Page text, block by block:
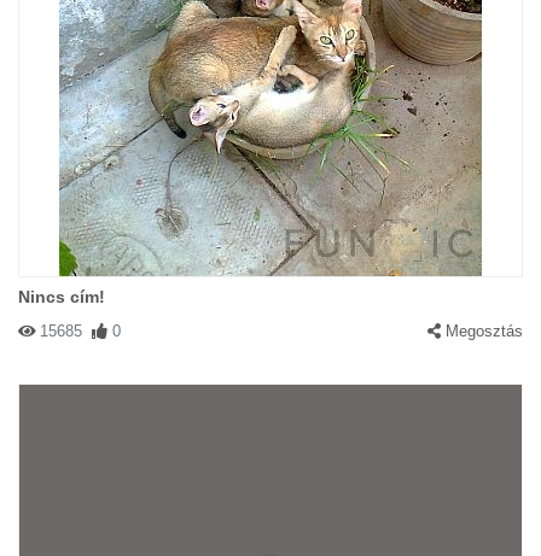
Nincs cím!
15685 0 Megosztás